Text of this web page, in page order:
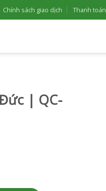
Chính sách giao dịch Thanh toán
| QC-